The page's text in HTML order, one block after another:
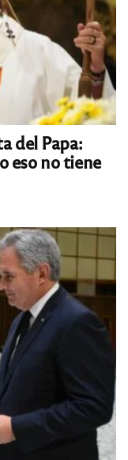
del Papa:
eso no tiene